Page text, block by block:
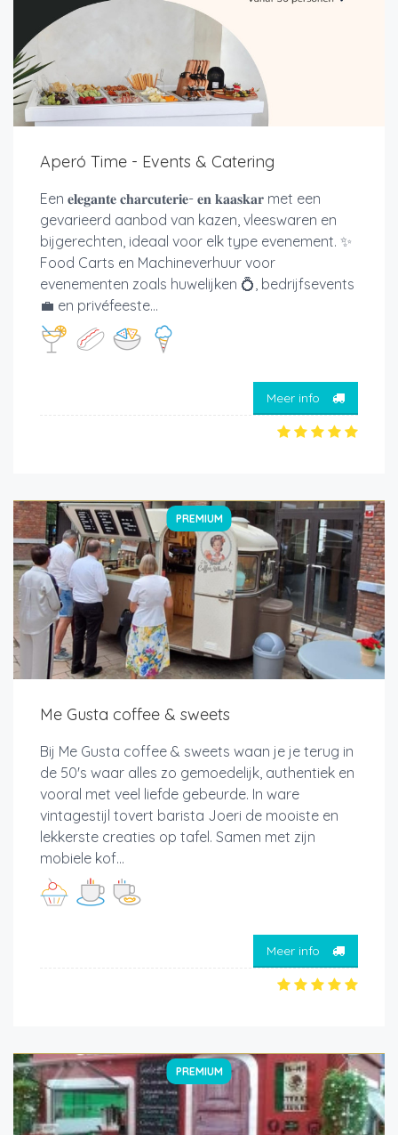
Aperó Time - Events & Catering
Een 𝐞𝐥𝐞𝐠𝐚𝐧𝐭𝐞 𝐜𝐡𝐚𝐫𝐜𝐮𝐭𝐞𝐫𝐢𝐞- 𝐞𝐧 𝐤𝐚𝐚𝐬𝐤𝐚𝐫 met een
gevarieerd aanbod van kazen, vleeswaren en
bijgerechten, ideaal voor elk type evenement. ✨
Food Carts en Machineverhuur voor
evenementen zoals huwelijken 💍, bedrijfsevents
💼 en privéfeeste...
Meer info
PREMIUM
Me Gusta coffee & sweets
Bij Me Gusta coffee & sweets waan je je terug in
de 50's waar alles zo gemoedelijk, authentiek en
vooral met veel liefde gebeurde. In ware
vintagestijl tovert barista Joeri de mooiste en
lekkerste creaties op tafel. Samen met zijn
mobiele kof...
Meer info
PREMIUM